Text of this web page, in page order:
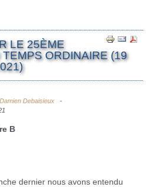
LE 25ÈME
ORDINAIRE (19
Debaisieux
B
dernier nous avons entendu